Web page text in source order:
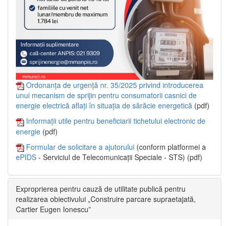
Ordonanța de urgență nr. 35/2025 privind introducerea
unui mecanism de sprijin pentru consumatorii casnici de
energie electrică aflați în situația de sărăcie energetică (pdf)
Informații utile pentru beneficiarii tichetului electronic de
energie (pdf)
Formular de solicitare a ajutorului (conform platformei a
ePIDS - Serviciul de Telecomunicații Speciale - STS) (pdf)
Exproprierea pentru cauză de utilitate publică pentru
realizarea obiectivului „Construire parcare supraetajată,
Cartier Eugen Ionescu”